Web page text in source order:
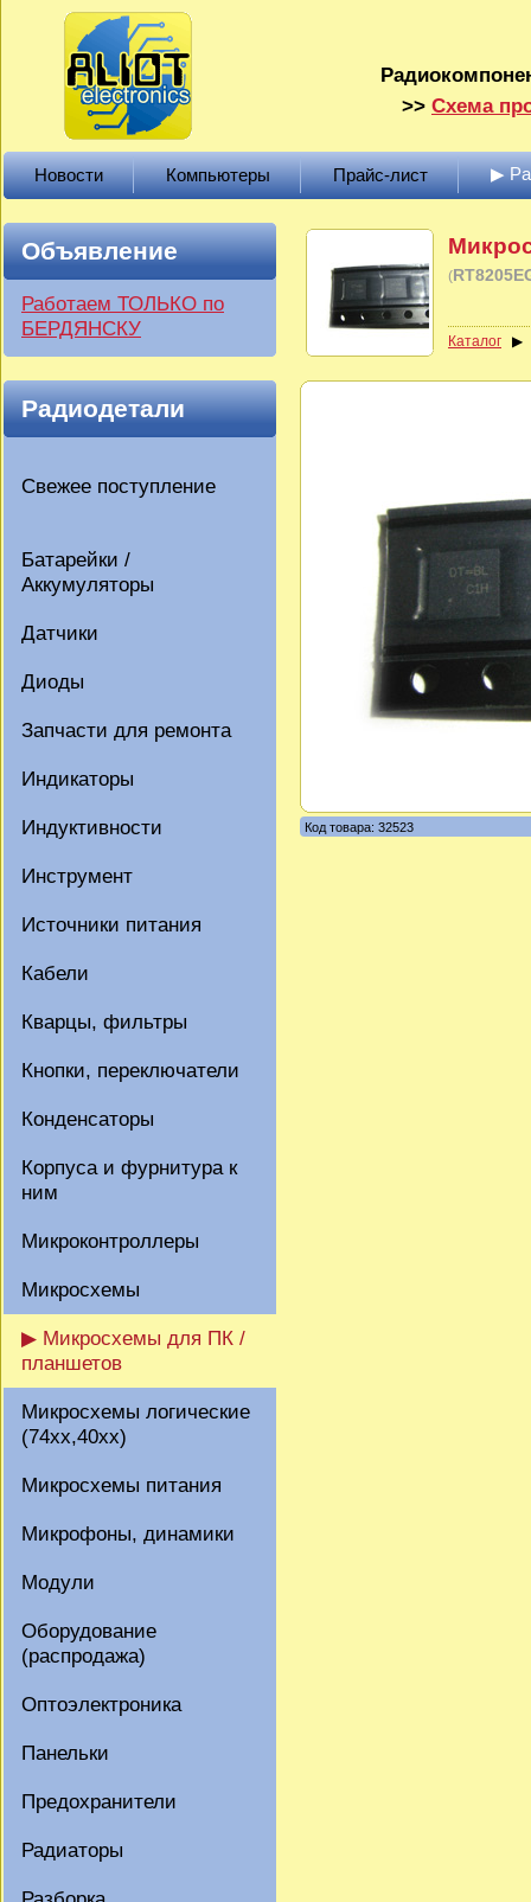
>> Схема
Новости Компьютеры Прайс-лист ▶
Объявление
Работаем ТОЛЬКО по
БЕРДЯНСКУ
Радиодетали
Свежее поступление
Батарейки /
Аккумуляторы
Датчики
Диоды
Запчасти для ремонта
Индикаторы
Индуктивности
Инструмент
Источники питания
Кабели
Кварцы, фильтры
Кнопки, переключатели
Конденсаторы
Корпуса и фурнитура к
ним
Микроконтроллеры
Микросхемы
▶ Микросхемы для ПК /
планшетов
Микросхемы логические
(74xx,40xx)
Микросхемы питания
Микрофоны, динамики
Модули
Оборудование
(распродажа)
Оптоэлектроника
Панельки
Предохранители
Радиаторы
(
Каталог
Код товара: 32523